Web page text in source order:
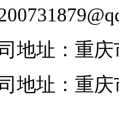
地址：重
地址：重